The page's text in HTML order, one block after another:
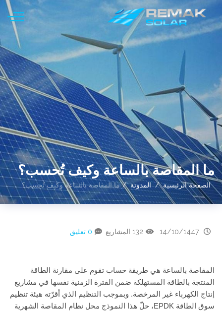
ما المقاصة بالساعة وكيف تُحسب؟
الصفحة الرئيسية المدونة ما المقاصة بالساعة وكيف تُحسب؟
132 المشاريع 0 تعليق
المقاصة بالساعة هي طريقة حساب تقوم على مقارنة الطاقة
المنتجة بالطاقة المستهلكة ضمن الفترة الزمنية نفسها في مشاريع
إنتاج الكهرباء غير المرخصة. وبموجب التنظيم الذي أقرّته هيئة تنظيم
سوق الطاقة EPDK، حلّ هذا النموذج محل نظام المقاصة الشهرية